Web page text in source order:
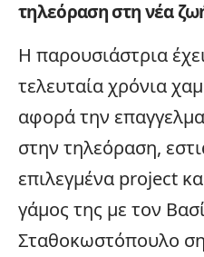
τηλεόραση στη νέα
Η παρουσιάστρια
τελευταία χρόνια
αφορά την
στην τηλεόραση,
επιλεγμένα project
γάμος της με τον
Σταθοκωστόπουλο